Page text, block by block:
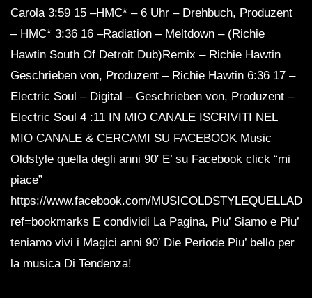
Carola 3:59 15 –HMC* – 6 Uhr – Drehbuch, Produzent
– HMC* 3:36 16 –Radiation – Meltdown – (Richie
Hawtin South Of Detroit Dub)Remix – Richie Hawtin
Geschrieben von, Produzent – ​​Richie Hawtin 6:36 17 –
Electric Soul – Digital – Geschrieben von, Produzent – ​​
Electric Soul 4 :11 IN MIO CANALE ISCRIVITI NEL
MIO CANALE & CERCAMI SU FACEBOOK Music
Oldstyle quella degli anni 90′ E’ su Facebook click “mi
piace”
https://www.facebook.com/
ref=bookmarks E condividi La Pagina, Piu’ Siamo e Piu’
teniamo vivi i Magici anni 90′ Die Periode Piu’ bello per
la musica Di Tendenza!